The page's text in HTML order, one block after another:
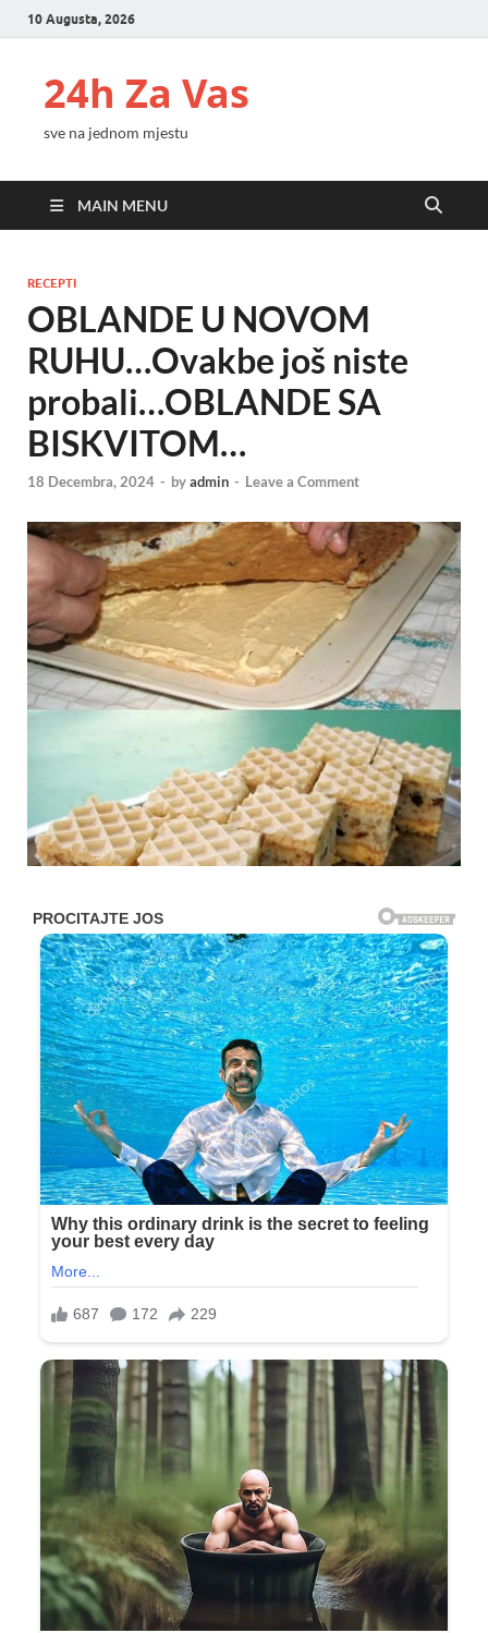
10 Augusta, 2026
24h Za Vas
sve na jednom mjestu
MAIN MENU
RECEPTI
OBLANDE U NOVOM
RUHU…Ovakbe još niste
probali…OBLANDE SA
BISKVITOM…
18 Decembra, 2024 - byadmin - Leave a Comment